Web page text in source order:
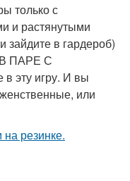
только с
и растянутыми
в гардероб)
В ПАРЕ С
эту игру. И вы
или